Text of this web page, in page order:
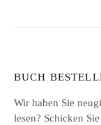
BUCH
Wir haben Sie
lesen? Schicken